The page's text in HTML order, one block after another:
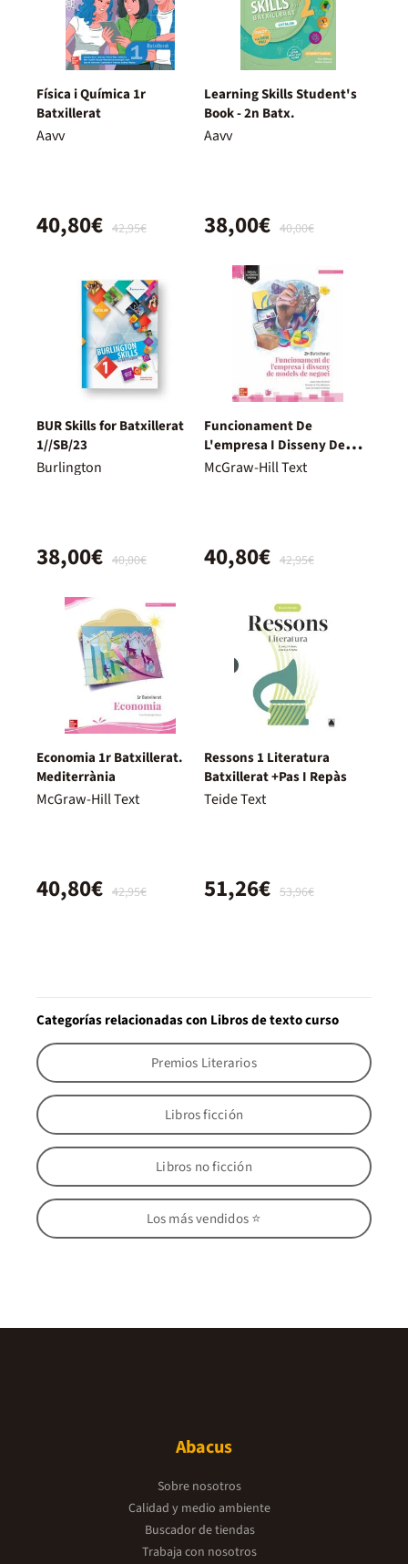
Física i Química 1r
Batxillerat
Aavv
42,95€
40,80€
Learning Skills Student's
Book - 2n Batx.
Aavv
40,00€
38,00€
BUR Skills for Batxillerat
1//SB/23
Burlington
40,00€
38,00€
Funcionament De
L'empresa I Disseny De
Models De Negoci. 2º
McGraw-Hill Text
42,95€
40,80€
Economia 1r Batxillerat.
Mediterrània
McGraw-Hill Text
42,95€
40,80€
Ressons 1 Literatura
Batxillerat +Pas I Repàs
Teide Text
53,96€
51,26€
Categorías relacionadas con Libros de texto curso
Premios Literarios
Libros ficción
Libros no ficción
Los más vendidos ⭐
Abacus
Sobre nosotros
Calidad y medio ambiente
Buscador de tiendas
Trabaja con nosotros